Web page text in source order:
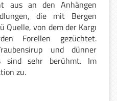
aus an den Anhängen
die mit Bergen
Quelle, von dem der Kargı
Forellen gezüchtet.
und dünner
sind sehr berühmt. Im
zu.